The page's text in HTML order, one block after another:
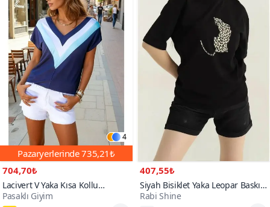
4
Pazaryerlerinde735,21₺
704,70₺
Lacivert V Yaka Kısa Kollu
Terletmez Tişört / Bluz
Pasaklı Giyim
407,55₺
Siyah Bisiklet Yaka Leopar Baskılı
Tişört
Rabi Shine